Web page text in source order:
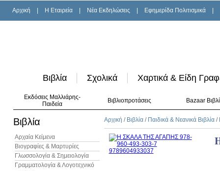
Αρχική H Εταιρεία Νέα Εκδηλώσεις Εφημερίδα Πολιτισμικά
Βιβλία Σχολικά Χαρτικά & Είδη
Εκδόσεις Μαλλιάρης-
Παιδεία
Βιβλιοπροτάσεις Bazaar
Βιβλία
Αρχαία Κείμενα
Βιογραφίες & Μαρτυρίες
Γλωσσολογία & Σημειολογία
Γραμματολογία & Λογοτεχνικό
Αρχική / Βιβλία / Παιδικά & Νεανικά Βιβλία /